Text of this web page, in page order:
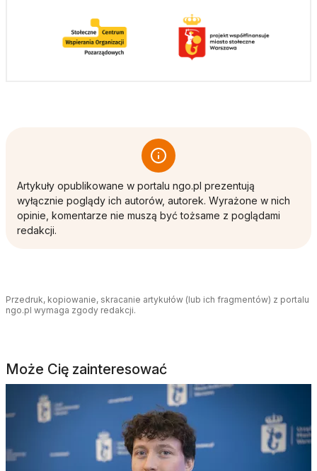
Artykuły opublikowane w portalu ngo.pl prezentują
wyłącznie poglądy ich autorów, autorek. Wyrażone w nich
opinie, komentarze nie muszą być tożsame z poglądami
redakcji.
Przedruk, kopiowanie, skracanie artykułów (lub ich fragmentów) z portalu
ngo.pl wymaga zgody redakcji.
Może Cię zainteresować